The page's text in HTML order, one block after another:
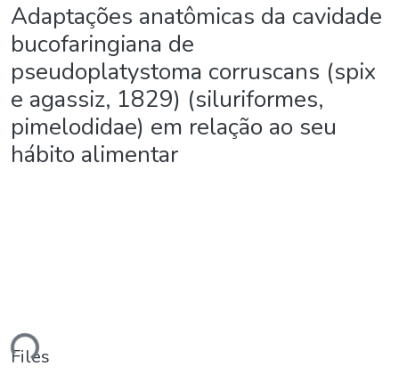
Adaptações anatômicas da cavidade
bucofaringiana de
pseudoplatystoma corruscans (spix
e agassiz, 1829) (siluriformes,
pimelodidae) em relação ao seu
hábito alimentar
Files